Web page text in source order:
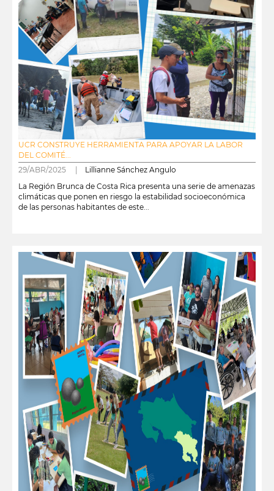
UCR CONSTRUYE HERRAMIENTA PARA APOYAR LA LABOR
DEL COMITÉ...
29/ABR/2025 | Lillianne Sánchez Angulo
La Región Brunca de Costa Rica presenta una serie de amenazas
climáticas que ponen en riesgo la estabilidad socioeconómica
de las personas habitantes de este...